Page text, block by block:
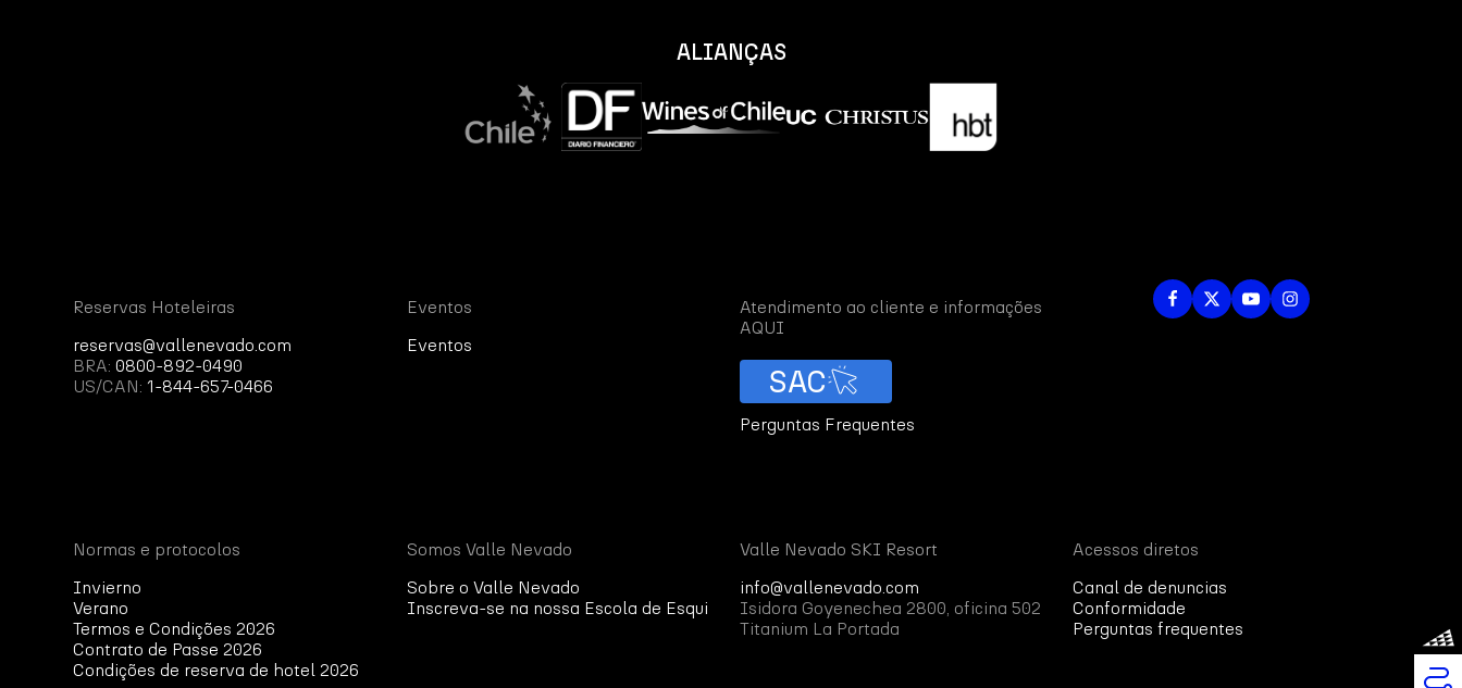
ALIANÇAS
Reservas Hoteleiras
reservas@vallenevado.com
BRA:0800-892-0490
US/CAN:1-844-657-0466
Eventos
Eventos
Atendimento ao cliente e informações
AQUI
SAC
Perguntas Frequentes
Normas e protocolos
Invierno
Verano
Termos e Condições 2026
Contrato de Passe 2026
Condições de reserva de hotel 2026
Somos Valle Nevado
Sobre o Valle Nevado
Inscreva-se na nossa Escola de Esqui
Valle Nevado SKI Resort
info@vallenevado.com
Isidora Goyenechea 2800, oficina 502
Titanium La Portada
Acessos diretos
Canal de denuncias
Conformidade
Perguntas frequentes